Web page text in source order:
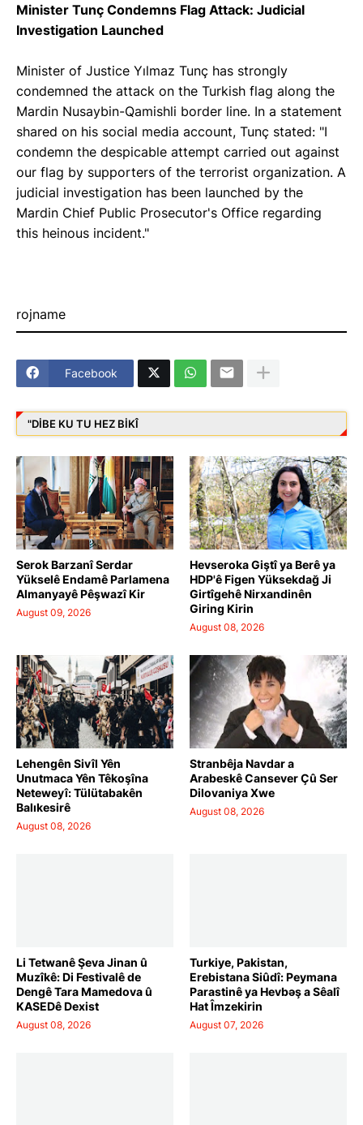
Minister Tunç Condemns Flag Attack: Judicial
Investigation Launched
Minister of Justice Yılmaz Tunç has strongly
condemned the attack on the Turkish flag along the
Mardin Nusaybin-Qamishli border line. In a statement
shared on his social media account, Tunç stated: "I
condemn the despicable attempt carried out against
our flag by supporters of the terrorist organization. A
judicial investigation has been launched by the
Mardin Chief Public Prosecutor's Office regarding
this heinous incident."
rojname
Facebook
"DIBE KU TU HEZ BIKÎ
Serok Barzanî Serdar
Yükselê Endamê Parlamena
Almanyayê Pêşwazî Kir
August 09, 2026
Hevseroka Giştî ya Berê ya
HDP'ê Figen Yüksekdağ Ji
Girtîgehê Nirxandinên
Giring Kirin
August 08, 2026
Lehengên Sivîl Yên
Unutmaca Yên Têkoşîna
Neteweyî: Tülütabakên
Balıkesirê
August 08, 2026
Stranbêja Navdar a
Arabeskê Cansever Çû Ser
Dilovaniya Xwe
August 08, 2026
Li Tetwanê Şeva Jinan û
Muzîkê: Di Festivalê de
Dengê Tara Mamedova û
KASEDê Dexist
August 08, 2026
Turkiye, Pakistan,
Erebistana Siûdî: Peymana
Parastinê ya Hevbəş a Sêalî
Hat Îmzekirin
August 07, 2026